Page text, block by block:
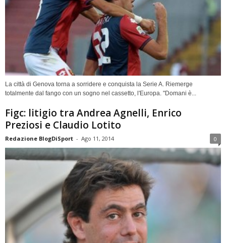
La città di Genova torna a sorridere e conquista la Serie A. Riemerge
totalmente dal fango con un sogno nel cassetto, l'Europa. "Domani è...
Figc: litigio tra Andrea Agnelli, Enrico
Preziosi e Claudio Lotito
Redazione BlogDiSport - Ago 11, 2014 0